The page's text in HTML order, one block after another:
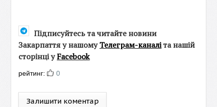
Підписуйтесь та читайте новини
Закарпаття у нашомуТелеграм-каналіта нашій
сторінці уFacebook
рейтинг: 0
Залишити коментар